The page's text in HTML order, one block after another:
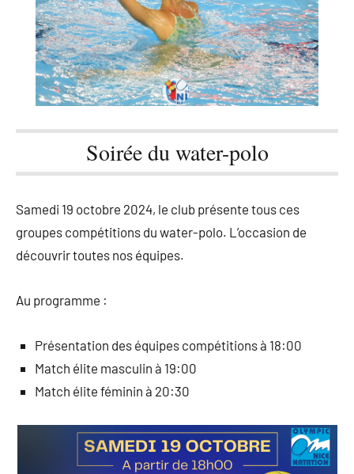
Soirée du water-polo
Samedi 19 octobre 2024, le club présente tous ces
groupes compétitions du water-polo. L’occasion de
découvrir toutes nos équipes.
Au programme :
Présentation des équipes compétitions à 18:00
Match élite masculin à 19:00
Match élite féminin à 20:30